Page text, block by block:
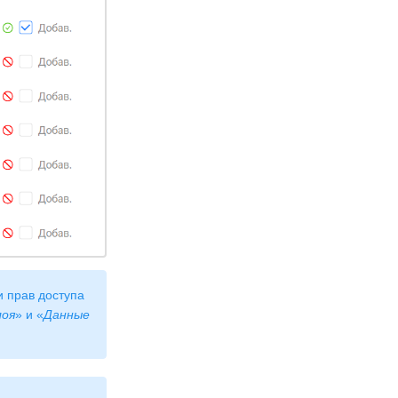
прав доступа
» и «Данные